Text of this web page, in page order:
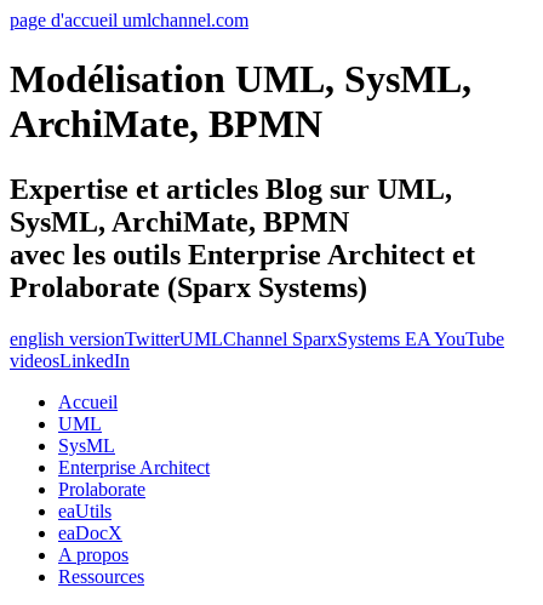
page d'accueil umlchannel.com
Modélisation UML, SysML,
ArchiMate, BPMN
Expertise et articles Blog sur UML,
SysML, ArchiMate, BPMN
avec les outils Enterprise Architect et
Prolaborate (Sparx Systems)
english versionTwitterUMLChannel SparxSystems EA YouTube
videosLinkedIn
Accueil
UML
SysML
Enterprise Architect
Prolaborate
eaUtils
eaDocX
A propos
Ressources